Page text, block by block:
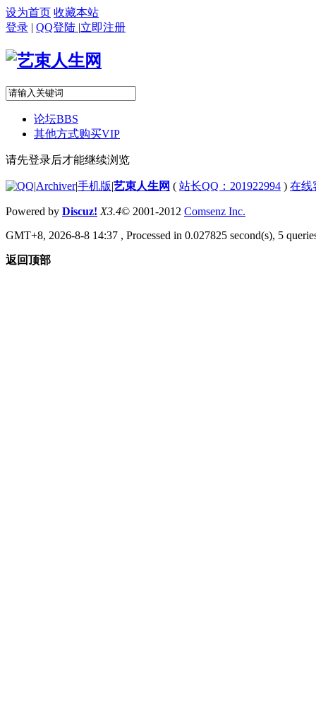
设为首页 收藏本站
登录 | QQ登陆 |立即注册
论坛BBS
其他方式购买VIP
请先登录后才能继续浏览
|Archiver|手机版|艺束人生网 ( 站长QQ：201922994 ) 在线
Powered by Discuz! X3.4© 2001-2012 Comsenz Inc.
GMT+8, 2026-8-8 14:37 , Processed in 0.027825 second(s), 5
返回顶部